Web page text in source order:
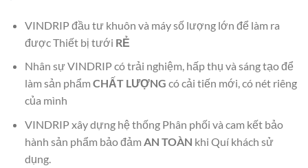
VINDRIP đầu tư khuôn và máy số lượng lớn để làm ra
được Thiết bị tưới RẺ
Nhân sự VINDRIP có trải nghiệm, hấp thụ và sáng tạo để
làm sản phẩm CHẤT LƯỢNG có cải tiến mới, có nét riêng
của mình
VINDRIP xây dựng hệ thống Phân phối và cam kết bảo
hành sản phẩm bảo đảm AN TOÀN khi Quí khách sử
dụng.